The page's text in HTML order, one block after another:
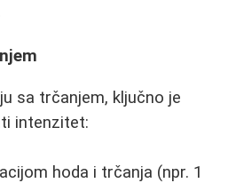
sa trčanjem, ključno je
intenzitet:
hoda i trčanja (npr. 1